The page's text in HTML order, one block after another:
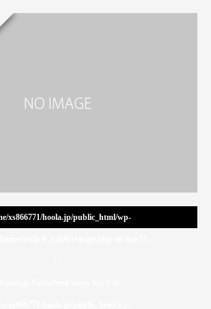
xs866771/hoola.jp/public_html/wp-